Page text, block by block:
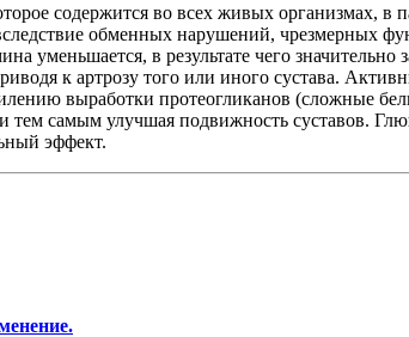
содержится во всех живых организмах, в
обменных нарушений, чрезмерных
уменьшается, в результате чего
к артрозу того или иного сустава.
выработки протеогликанов (сложные
тем самым улучшая подвижность суставов.
эффект.